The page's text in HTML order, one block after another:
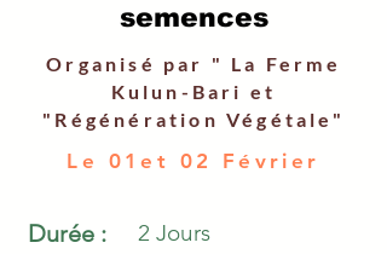
semences
Organisé par " La Ferme
Kulun-Bari et
"Régénération Végétale"
Le 01et 02 Février
Durée : 2 Jours